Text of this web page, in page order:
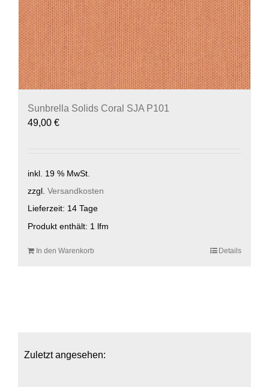
Sunbrella Solids Coral SJA P101
49,00 €
inkl. 19 % MwSt.
zzgl. Versandkosten
Lieferzeit: 14 Tage
Produkt enthält: 1 lfm
In den Warenkorb Details
Zuletzt angesehen: